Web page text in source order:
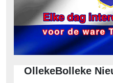
OllekeBolleke